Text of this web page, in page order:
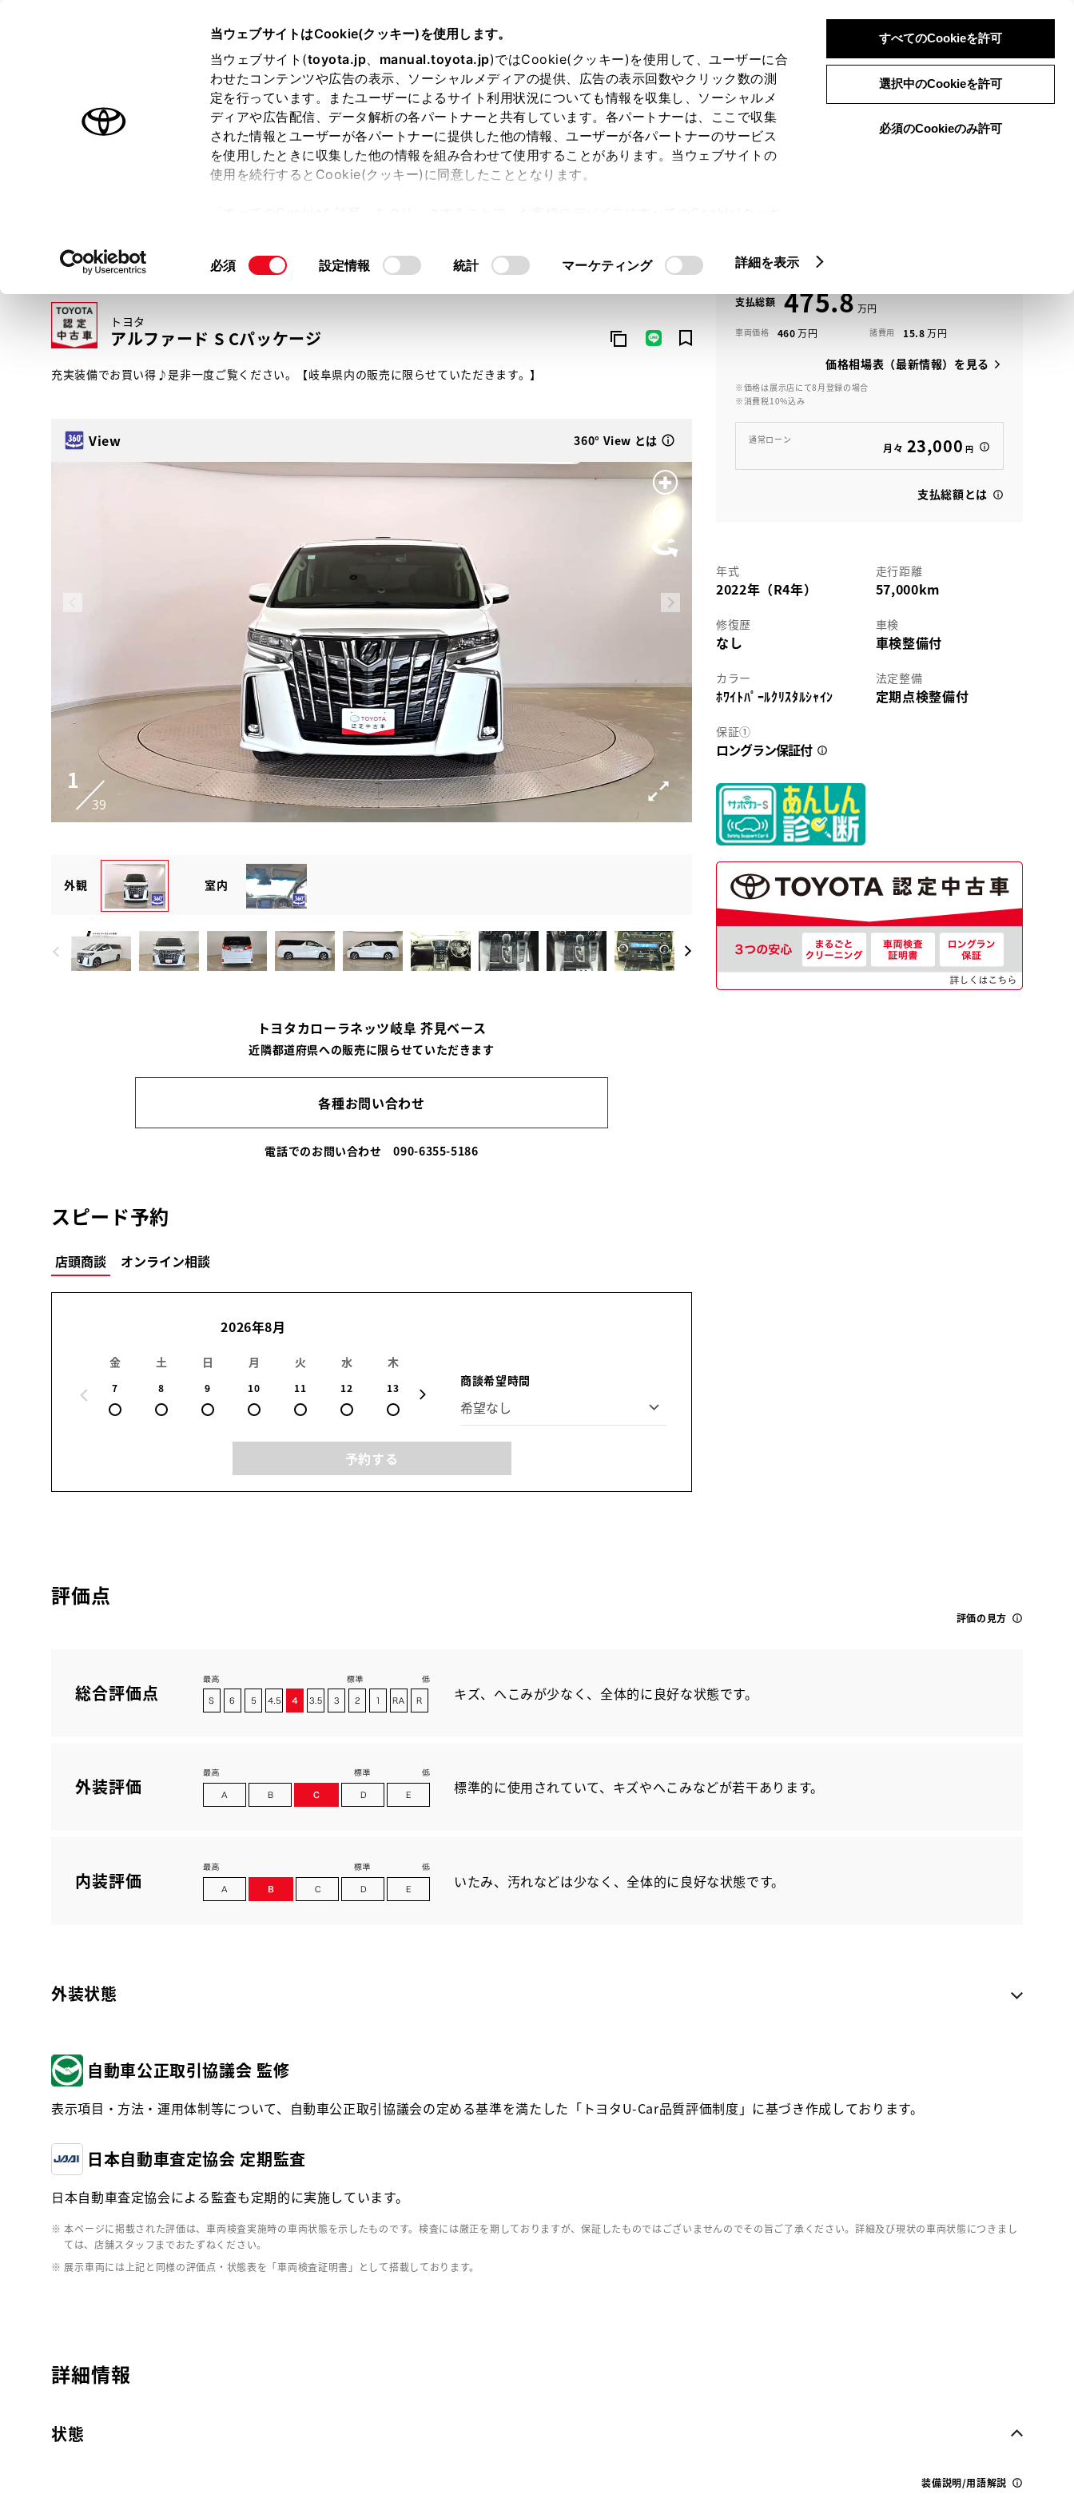
当ウェブサイトはCookie(クッキー)を使用します。
当ウェブサイト(toyota.jp、 manual.toyota.jp)ではCookie(クッキー)を使用して、ユーザーに合
わせたコンテンツや広告の表示、ソーシャルメディアの提供、広告の表示回数やクリック数の測
定を行っています。またユーザーによるサイト利用状況についても情報を収集し、ソーシャルメ
ディアや広告配信、データ解析の各パートナーと共有しています。各パートナーは、ここで収集
された情報とユーザーが各パートナーに提供した他の情報、ユーザーが各パートナーのサービス
を使用したときに収集した他の情報を組み合わせて使用することがあります。当ウェブサイトの
使用を続行するとCookie(クッキー)に同意したこととなります。
て」をご覧ください。
同
択
必須 設定情報 統計 マーケティング 詳細を表示
すべてのCookieを許可
選択中のCookieを許可
必須のCookieのみ許可
ログイン 検索 メニュー
オーナーサポート トピックス
トヨタ認定中古車 メニュー
トヨタ認定中古車の魅力 3つの買い方 オンライン購入お気に入り 保存した見積り
トヨタ
アルファード S Cパッケージ
充実装備でお買い得♪是非一度ご覧ください。【岐阜県内の販売に限らせていただきます。】
View 360° View とは
1
39
View
2
39
外観 室内
トヨタカローラネッツ岐阜 芥見ベース
近隣都道府県への販売に限らせていただきます
各種お問い合わせ
電話でのお問い合わせ090-6355-5186
スピード予約
店頭商談 オンライン相談
2026年8月
金
7
土
8
日
9
月
10
火
11
水
12
木
13 15 16
商談希望時間
予約する
支払総額 475.8
車両価格 460 諸費用 15.8
価格相場表（最新情報）を見る
※価格は展示店にて8月登録の場合
※消費税10%込み
通常ローン
月々 23,000 円
支払総額とは
年式
2022年（R4年）
走行距離
57,000km
修復歴
なし
車検
車検整備付
カラー
ﾎﾜｲﾄﾊﾟｰﾙｸﾘｽﾀﾙｼｬｲﾝ
法定整備
定期点検整備付
保証①
ロングラン保証付
評価点
評価の見方
総合評価点 キズ、へこみが少なく、全体的に良好な状態です。
外装評価 標準的に使用されていて、キズやへこみなどが若干あります。
内装評価 いたみ、汚れなどは少なく、全体的に良好な状態です。
外装状態
自動車公正取引協議会 監修
表示項目・方法・運用体制等について、自動車公正取引協議会の定める基準を満たした「トヨタU-Car品質評価制度」に基づき作成しております。
日本自動車査定協会 定期監査
日本自動車査定協会による監査も定期的に実施しています。
※ 本ページに掲載された評価は、車両検査実施時の車両状態を示したものです。検査には厳正を期しておりますが、保証したものではございませんのでその旨ご了承ください。詳細及び現状の車両状態につきまし
ては、店舗スタッフまでおたずねください。
※ 展示車両には上記と同様の評価点・状態表を「車両検査証明書」として搭載しております。
詳細情報
状態
装備説明/用語解説